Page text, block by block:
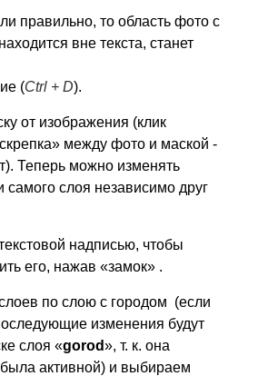
правильно, то область фото с
вне текста, станет
(Ctrl + D).
от изображения (клик
между фото и маской -
Теперь можно изменять
самого слоя независимо друг
надписью, чтобы
его, нажав «замок» .
по слою с городом (если
изменения будут
слоя «gorod», т. к. она
активной) и выбираем